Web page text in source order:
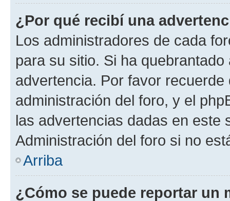
¿Por qué recibí una
Los administradores de cada
para su sitio. Si ha
advertencia. Por favor
administración del foro, y el
las advertencias dadas en este
Administración del foro si no
Arriba
¿Cómo se puede reportar un